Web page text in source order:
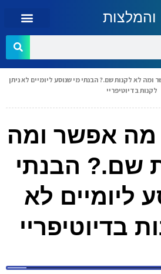
והמלצות
ומה לא לקנות שם.? הבנתי מי שנוסע ליומיים לא ניתן
לקנות בדיוטיפריי
מה אפשר ומה
שם.? הבנתי
ליומיים לא
בדיוטיפריי